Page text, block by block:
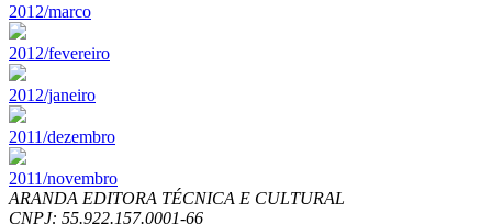
2012/marco
2012/fevereiro
2012/janeiro
2011/dezembro
2011/novembro
ARANDA EDITORA TÉCNICA E CULTURAL
CNPJ: 55.922.157.0001-66